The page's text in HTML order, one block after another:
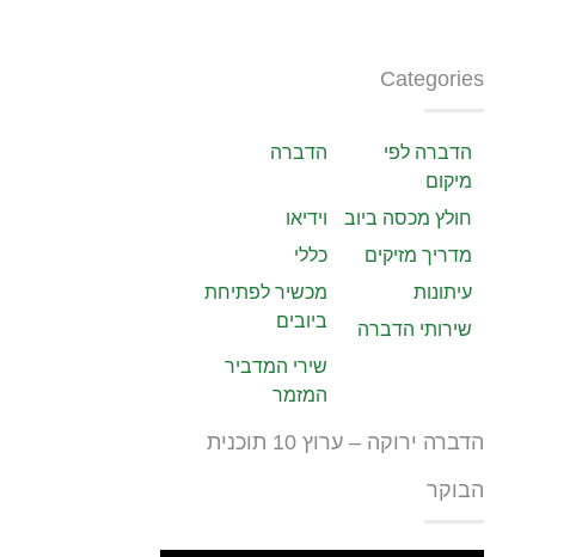
Categories
הדברה
הדברה לפי
מיקום
וידיאו
חולץ מכסה ביוב
כללי
מדריך מזיקים
מכשיר לפתיחת
ביובים
עיתונות
שירותי הדברה
שירי המדביר
המזמר
הדברה ירוקה – ערוץ 10 תוכנית
הבוקר